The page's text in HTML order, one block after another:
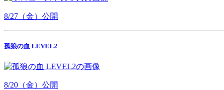
8/27（金）公開
孤狼の血 LEVEL2
8/20（金）公開